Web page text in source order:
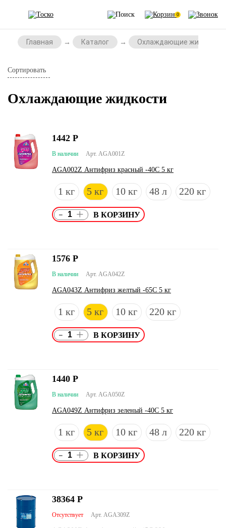
0
Главная Каталог Охлаждающие жидкости
Сортировать
Охлаждающие жидкости
Арт. AGA001Z
В наличии
AGA002Z Антифриз красный -40С 5 кг
1 кг 5 кг 10 кг 48 л 220 кг
1442 Р
- +
Арт. AGA042Z
В наличии
AGA043Z Антифриз желтый -65С 5 кг
1 кг 5 кг 10 кг 220 кг
1576 Р
- +
Арт. AGA050Z
В наличии
AGA049Z Антифриз зеленый -40С 5 кг
1 кг 5 кг 10 кг 48 л 220 кг
1440 Р
- +
Арт. AGA309Z
Отсутствует
38364 Р